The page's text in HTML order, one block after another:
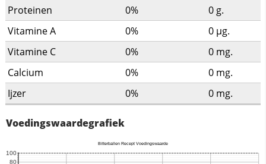
Proteinen 0% 0 g.
Vitamine A
0% 0 µg.
Vitamine C
0% 0 mg.
Calcium
0% 0 mg.
Ijzer
0% 0 mg.
Voedingswaardegrafiek